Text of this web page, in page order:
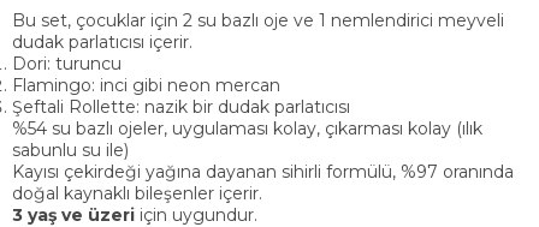
Bu set, çocuklar için 2 su bazlı oje ve 1 nemlendirici meyveli
dudak parlatıcısı içerir.
Dori: turuncu
Flamingo: inci gibi neon mercan
Şeftali Rollette: nazik bir dudak parlatıcısı
%54 su bazlı ojeler, uygulaması kolay, çıkarması kolay (ılık
sabunlu su ile)
Kayısı çekirdeği yağına dayanan sihirli formülü, %97 oranında
doğal kaynaklı bileşenler içerir.
3 yaş ve üzeri için uygundur.